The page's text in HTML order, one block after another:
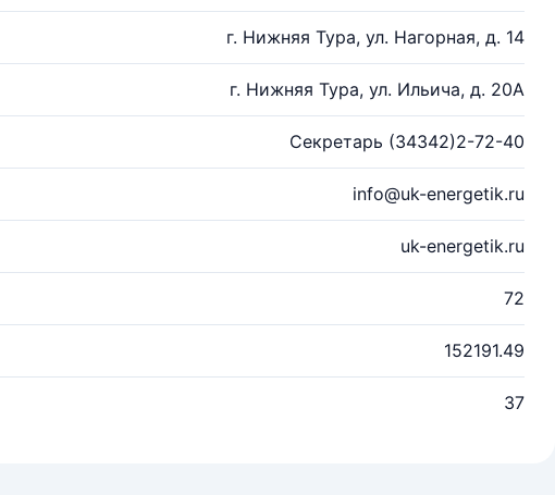
г. Нижняя Тура, ул. Нагорная, д. 14
г. Нижняя Тура, ул. Ильича, д. 20А
Секретарь (34342)2-72-40
info@uk-energetik.ru
uk-energetik.ru
72
152191.49
37